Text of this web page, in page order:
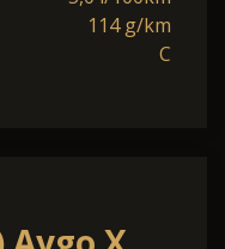
114 g/km
C